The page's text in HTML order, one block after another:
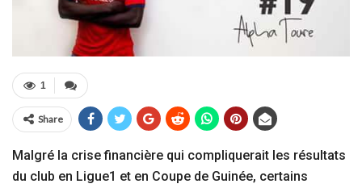
1
Share
Malgré la crise financière qui compliquerait les résultats
du club en Ligue1 et en Coupe de Guinée, certains